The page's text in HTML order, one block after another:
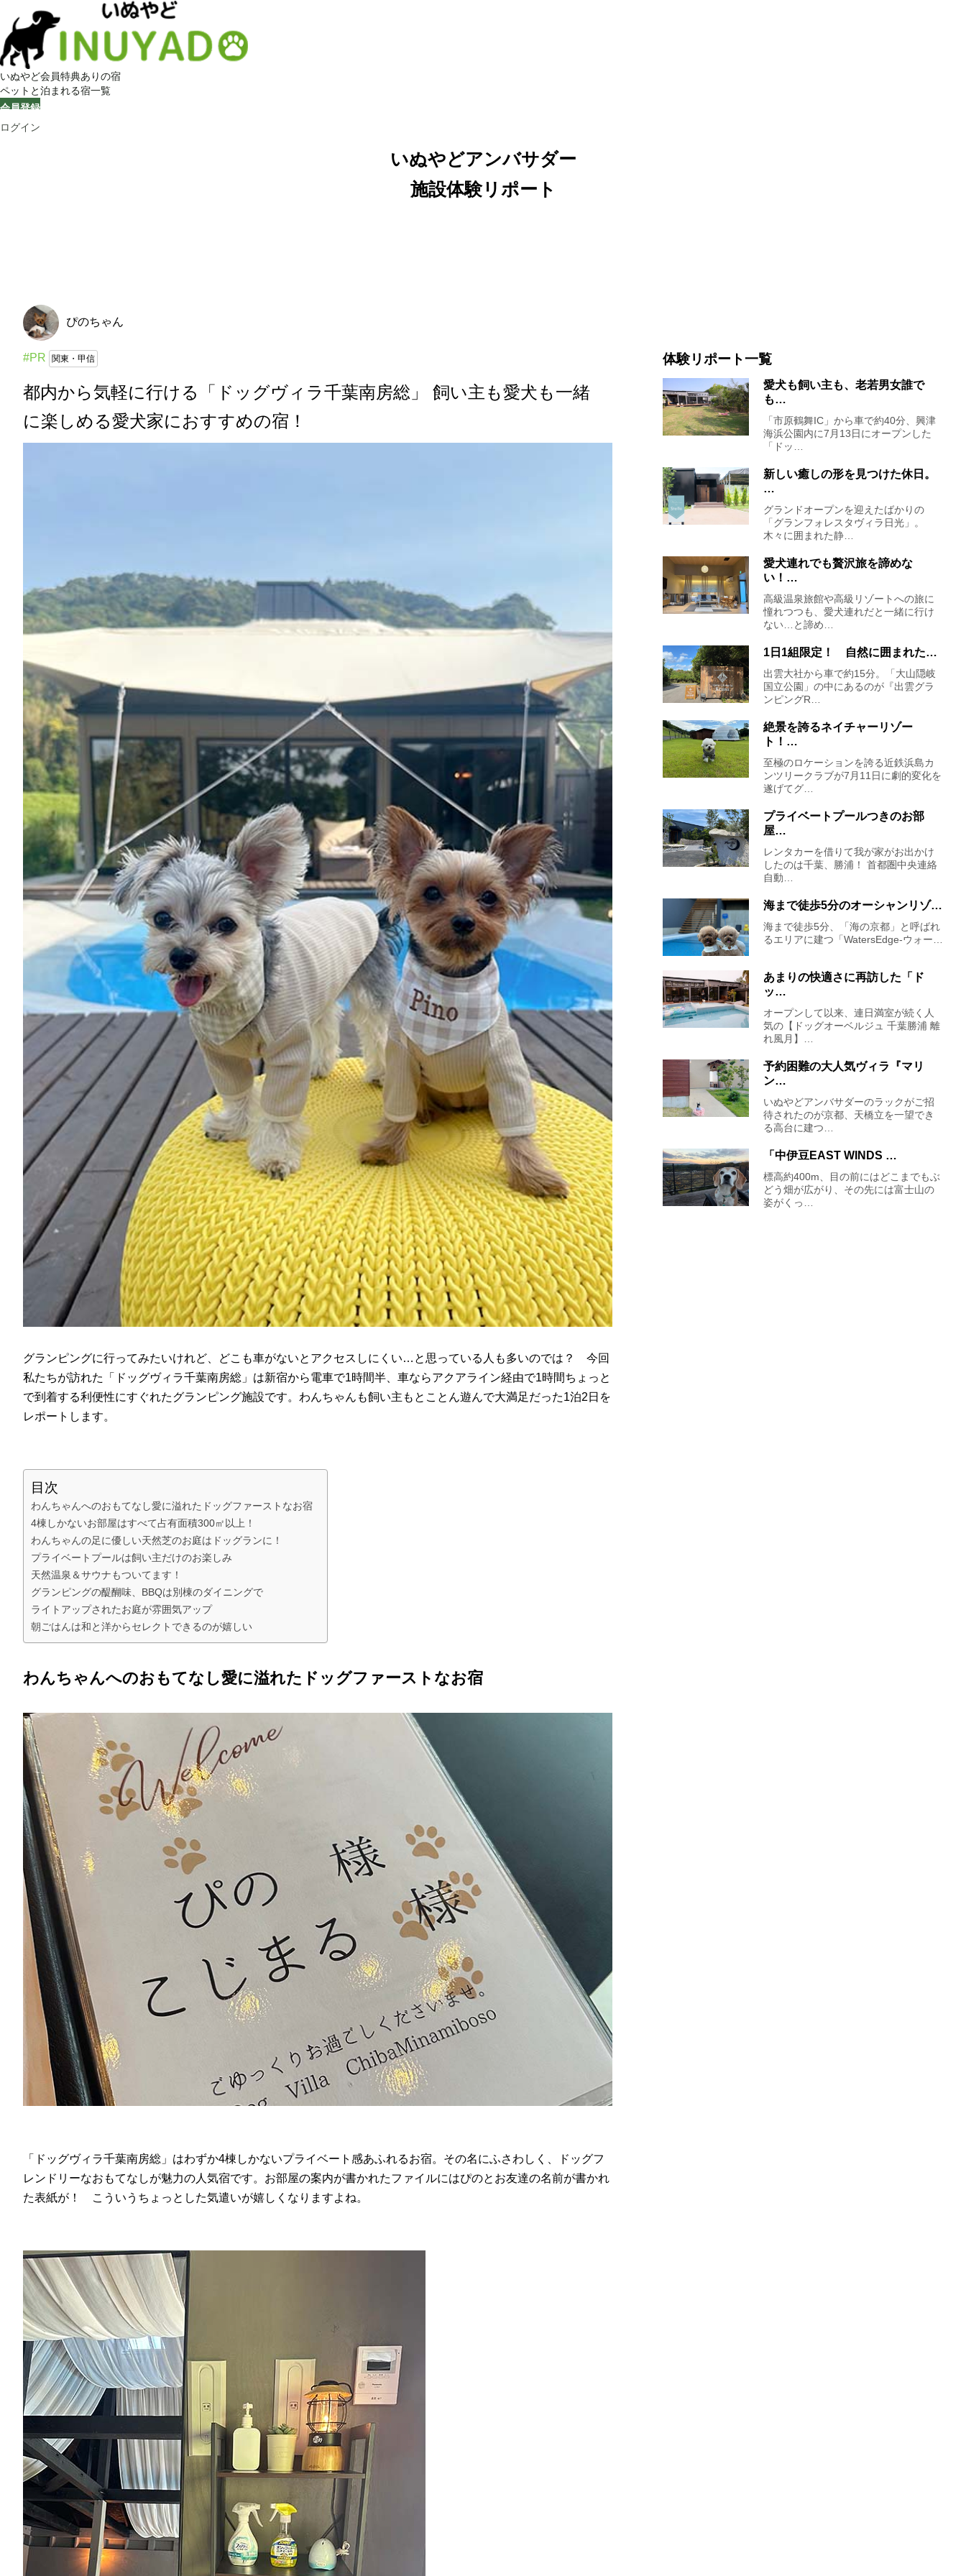
いぬやど会員特典ありの宿
ペットと泊まれる宿一覧
会員登録
ログイン
いぬやどアンバサダー
施設体験リポート
ぴのちゃん
#PR 関東・甲信
都内から気軽に行ける「ドッグヴィラ千葉南房総」 飼い主も愛犬も一緒
に楽しめる愛犬家におすすめの宿！
グランピングに行ってみたいけれど、どこも車がないとアクセスしにくい…と思っている人も多いのでは？ 今回
私たちが訪れた「ドッグヴィラ千葉南房総」は新宿から電車で1時間半、車ならアクアライン経由で1時間ちょっと
で到着する利便性にすぐれたグランピング施設です。わんちゃんも飼い主もとことん遊んで大満足だった1泊2日を
レポートします。
目次
わんちゃんへのおもてなし愛に溢れたドッグファーストなお宿
4棟しかないお部屋はすべて占有面積300㎡以上！
わんちゃんの足に優しい天然芝のお庭はドッグランに！
プライベートプールは飼い主だけのお楽しみ
天然温泉＆サウナもついてます！
グランピングの醍醐味、BBQは別棟のダイニングで
ライトアップされたお庭が雰囲気アップ
朝ごはんは和と洋からセレクトできるのが嬉しい
わんちゃんへのおもてなし愛に溢れたドッグファーストなお宿
「ドッグヴィラ千葉南房総」はわずか4棟しかないプライベート感あふれるお宿。その名にふさわしく、ドッグフ
レンドリーなおもてなしが魅力の人気宿です。お部屋の案内が書かれたファイルにはぴのとお友達の名前が書かれ
た表紙が！ こういうちょっとした気遣いが嬉しくなりますよね。
体験リポート一覧
愛犬も飼い主も、老若男女誰で
も…
「市原鶴舞IC」から車で約40分、興津
海浜公園内に7月13日にオープンした
「ドッ…
新しい癒しの形を見つけた休日。
…
グランドオープンを迎えたばかりの
「グランフォレスタヴィラ日光」。
木々に囲まれた静…
愛犬連れでも贅沢旅を諦めな
い！…
高級温泉旅館や高級リゾートへの旅に
憧れつつも、愛犬連れだと一緒に行け
ない…と諦め…
1日1組限定！ 自然に囲まれた…
出雲大社から車で約15分。「大山隠岐
国立公園」の中にあるのが『出雲グラ
ンピングR…
絶景を誇るネイチャーリゾー
ト！…
至極のロケーションを誇る近鉄浜島カ
ンツリークラブが7月11日に劇的変化を
遂げてグ…
プライベートプールつきのお部
屋…
レンタカーを借りて我が家がお出かけ
したのは千葉、勝浦！ 首都圏中央連絡
自動…
海まで徒歩5分のオーシャンリゾ…
海まで徒歩5分、「海の京都」と呼ばれ
るエリアに建つ「WatersEdge-ウォー…
あまりの快適さに再訪した「ド
ッ…
オープンして以来、連日満室が続く人
気の【ドッグオーベルジュ 千葉勝浦 離
れ風月】…
予約困難の大人気ヴィラ『マリ
ン…
いぬやどアンバサダーのラックがご招
待されたのが京都、天橋立を一望でき
る高台に建つ…
「中伊豆EAST WINDS …
標高約400m、目の前にはどこまでもぶ
どう畑が広がり、その先には富士山の
姿がくっ…